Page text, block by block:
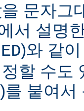
문자그
서 설명
)와 같
할 수도
를 붙여